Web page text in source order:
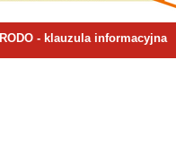
RODO - klauzula informacyjna